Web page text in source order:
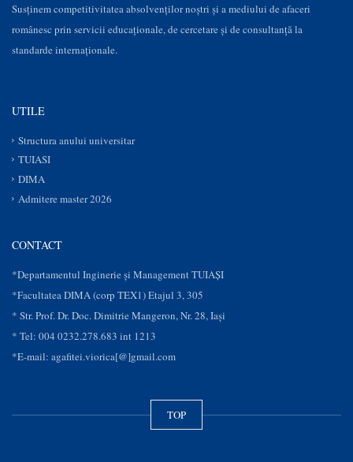
Susţinem competitivitatea absolvenților noștri și a mediului de afaceri
românesc prin servicii educaţionale, de cercetare şi de consultanţă la
standarde internaționale.
UTILE
Structura anului universitar
TUIASI
DIMA
Admitere master 2026
CONTACT
*Departamentul Inginerie și Management TUIAȘI
*Facultatea DIMA (corp TEX1) Etajul 3, 305
* Str. Prof. Dr. Doc. Dimitrie Mangeron, Nr. 28, Iaşi
* Tel: 004 0232.278.683 int 1213
*E-mail: agafitei.viorica[@]gmail.com
TOP